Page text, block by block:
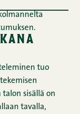
tuo
talon sisällä on
tavalla,